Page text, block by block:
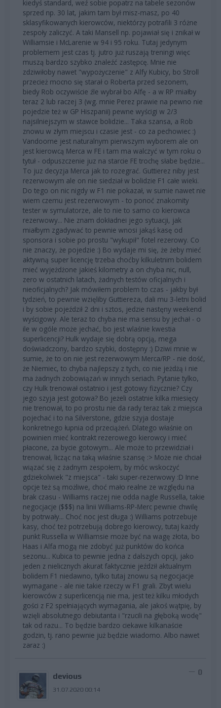
kiedyś standard, weź sobie popatrz na tabele sezonów
sprzed np. 30 lat, jakim tam był misz-masz, po 40
sklasyfikowanych kierowców, niektórzy potrafili 3 różne
zespoły zaliczyć. A taki Mansell np. pojawiał się i znikał w
Williamsie i McLarenie w 94 i 95 roku. Tutaj jedynym
problemem jest czas tj. jutro już ruszają treningi więc
muszą bardzo szybko znaleźć zastępcę. Mnie nie
zdziwiłoby nawet "wypożyczenie" z Alfy Kubicy, bo Stroll
przecież mocno się starał o Roberta przed sezonem,
biedy Rob oczywiście źle wybrał bo Alfę - a w RP miałby
teraz 2 lub raczej 3 (wg. mnie Perez prawie na pewno nie
pojedzie też w GP Hiszpanii) pewne wyścigi w 2/3
najsilniejszym w stawce bolidzie... Taka szansa, a Rob
znowu w złym miejscu i czasie jest - co za pechowiec :)
Vandoorne jest naturalnym pierwszym wyborem ale on
jest kierowcą Merca w FE i tam ma walczyć w tym roku o
tytuł - odpuszczenie juz na starcie FE trochę słabe będzie...
To juz decyzja Merca jak to rozegrać. Guttierez niby jest
rezerwowym ale on nie siedział w bolidzie F1 całe wieki.
Do tego on nic nigdy w F1 nie pokazał, w sumie nawet nie
wiem czemu jest rezerwowym - to ponoć znakomity
tester w symulatorze, ale to nie to samo co kierowca
rezerwowy... Nie znam dokładnei jego sytuacji, jak
miałbym zgadywać to pewnie wnosi jakąś kasę od
sponsora i sobie po prostu "wykupił" fotel rezerowy. Co
nie znaczy, że pojedzie :) Bo wydaje mi się, że żeby mieć
aktywną super licencję trzeba choćby kilkuletnim bolidem
mieć wyjeżdżone jakieś kilometry a on chyba nic, null,
zero w ostatnich latach, żadnych testów oficjalnych i
nieoficjalnych? Jak mówiłem problem to czas - jakby był
tydzień, to pewnie wzięliby Guttiereza, dali mu 3-letni bolid
i by sobie pojeździł 2 dni i sztos, jedzie nastęny weekend
wyścigowy. Ale teraz to chyba nie ma sensu by jechał - o
ile w ogóle może jechać, bo jest wlaśnie kwestia
superlicencji? Hulk wydaje się dobrą opcją, mega
doświadczony, bardzo szybki, dostępny :) Dziwi mnie w
sumie, że to on nie jest rezerwowym Merca/RP - nie dość,
że Niemiec, to chyba najlepszy z tych, co nie jeżdżą i nie
ma żadnych zobowiązań w innych seriach. Pytanie tylko,
czy Hulk trenował ostatnio i jest gotowy fizycznie? Czy
jego szyja jest gotowa? Bo jeżeli ostatnie kilka miesięcy
nie trenował, to po prostu nie da rady teraz tak z miejsca
pojechać i to na Silverstone, gdzie szyja dostaje
konkretnego łupnia od przeciążeń. Dlatego właśnie on
powinien mieć kontrakt rezerowego kierowcy i mieć
płacone, za bycie gotowym... Ale może to przewidział i
trenował, licząc na taką właśnie szansę :> Może nie chciał
wiązać się z żadnym zespołem, by móc wskoczyć
gdziekolwiek "z miejsca" - taki super-rezerwowy :D Inne
opcje też są możliwe, choć mało realne ze względu na
brak czasu - Williams raczej nie odda nagle Russella, takie
negocjacje ($$$) na linii Williams-RP-Merc pewnie chwilę
by potrwały... Choć noc jest długa :) Williams potrzebuje
kasy, choć też potrzebują dobrego kierowcy, tutaj każdy
punkt Russella w Williamsie może być na wagę złota, bo
Haas i Alfa mogą nie zdobyć już punktów do końca
sezonu... Kubica to pewnie jedna z dalszych opcji, jako
jeden z nielicznych akurat faktycznie jeździł aktualnym
bolidem F1 niedawno, tylko tutaj znowu są negocjacje
wymagane - ale nie takie rzeczy w F1 grali. Zbyt wielu
kierowców z superlicencją nie ma, jest też kilku młodych
gości z F2 spełniających wymagania, ale jakoś wątpię, by
wzięli absolutnego debiutanta i "rzucili na głęboką wodę"
tak od razu... To będzie bardzo ciekawe kilkanaście
godzin, tj. rano pewnie już będzie wiadomo. Albo nawet
zaraz :)
devious
31.07.2020 00:14
0